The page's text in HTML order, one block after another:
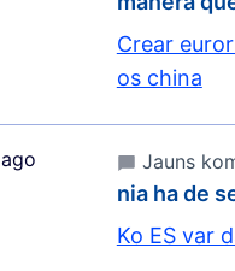
Crear
os china
Jauns
nia ha de
Ko ES var